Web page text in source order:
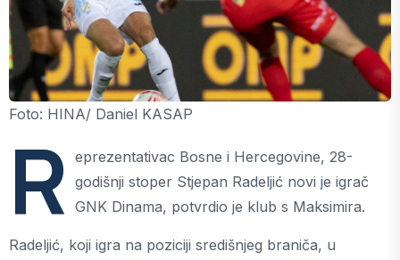
Foto: HINA/ Daniel KASAP
R eprezentativac Bosne i Hercegovine, 28-
godišnji stoper Stjepan Radeljić novi je igrač
GNK Dinama, potvrdio je klub s Maksimira.
Radeljić, koji igra na poziciji središnjeg braniča, u